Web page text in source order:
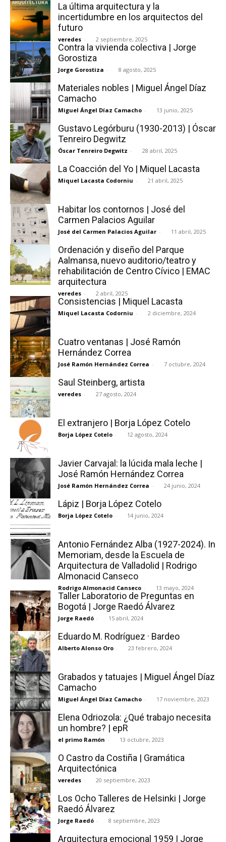
La última arquitectura y la
incertidumbre en los arquitectos del
futuro
veredes - 2 septiembre, 2025
Contra la vivienda colectiva | Jorge
Gorostiza
Jorge Gorostiza - 8 agosto, 2025
Materiales nobles | Miguel Ángel Díaz
Camacho
Miguel Ángel Díaz Camacho - 13 junio, 2025
Gustavo Legórburu (1930-2013) | Óscar
Tenreiro Degwitz
Óscar Tenreiro Degwitz - 28 abril, 2025
La Coacción del Yo | Miquel Lacasta
Miquel Lacasta Codorniu - 21 abril, 2025
Habitar los contornos | José del
Carmen Palacios Aguilar
José del Carmen Palacios Aguilar - 11 abril, 2025
Ordenación y diseño del Parque
Aalmansa, nuevo auditorio/teatro y
rehabilitación de Centro Cívico | EMAC
arquitectura
veredes - 2 abril, 2025
Consistencias | Miquel Lacasta
Miquel Lacasta Codorniu - 2 diciembre, 2024
Cuatro ventanas | José Ramón
Hernández Correa
José Ramón Hernández Correa - 7 octubre, 2024
Saul Steinberg, artista
veredes - 27 agosto, 2024
El extranjero | Borja López Cotelo
Borja López Cotelo - 12 agosto, 2024
Javier Carvajal: la lúcida mala leche |
José Ramón Hernández Correa
José Ramón Hernández Correa - 24 junio, 2024
Lápiz | Borja López Cotelo
Borja López Cotelo - 14 junio, 2024
Antonio Fernández Alba (1927-2024). In
Memoriam, desde la Escuela de
Arquitectura de Valladolid | Rodrigo
Almonacid Canseco
Rodrigo Almonacid Canseco - 13 mayo, 2024
Taller Laboratorio de Preguntas en
Bogotá | Jorge Raedó Álvarez
Jorge Raedó - 15 abril, 2024
Eduardo M. Rodríguez · Bardeo
Alberto Alonso Oro - 23 febrero, 2024
Grabados y tatuajes | Miguel Ángel Díaz
Camacho
Miguel Ángel Díaz Camacho - 17 noviembre, 2023
Elena Odriozola: ¿Qué trabajo necesita
un hombre? | epR
el primo Ramón - 13 octubre, 2023
O Castro da Costiña | Gramática
Arquitectónica
veredes - 20 septiembre, 2023
Los Ocho Talleres de Helsinki | Jorge
Raedó Álvarez
Jorge Raedó - 8 septiembre, 2023
Arquitectura emocional 1959 | Jorge